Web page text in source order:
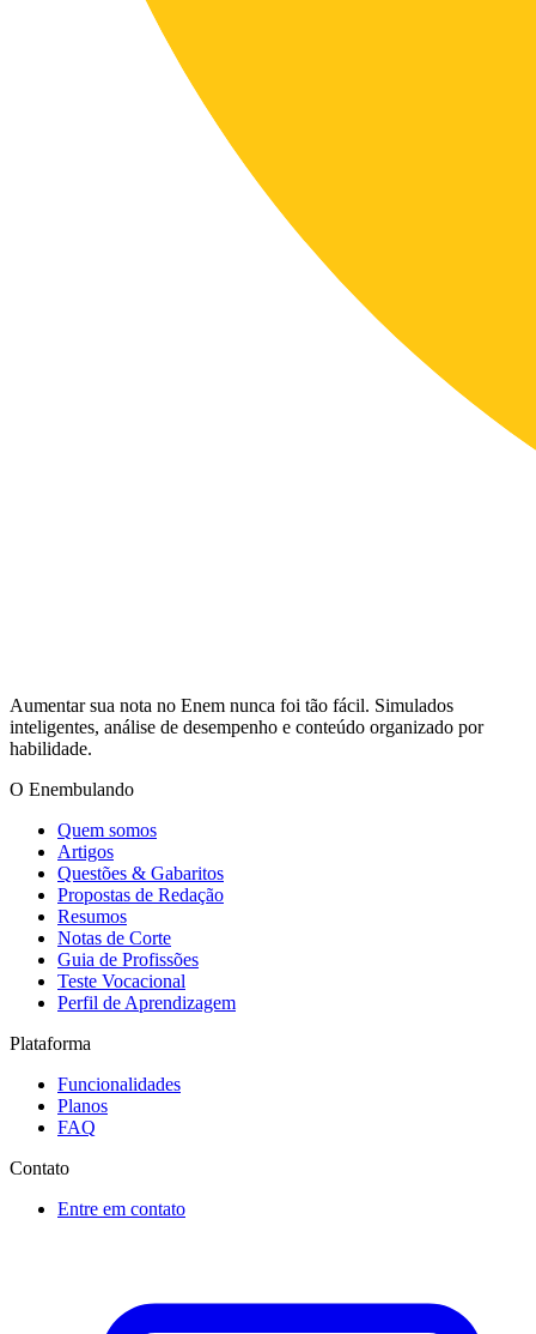
Aumentar sua nota no Enem nunca foi tão fácil. Simulados
inteligentes, análise de desempenho e conteúdo organizado por
habilidade.
O Enembulando
Quem somos
Artigos
Questões & Gabaritos
Propostas de Redação
Resumos
Notas de Corte
Guia de Profissões
Teste Vocacional
Perfil de Aprendizagem
Plataforma
Funcionalidades
Planos
FAQ
Contato
Entre em contato